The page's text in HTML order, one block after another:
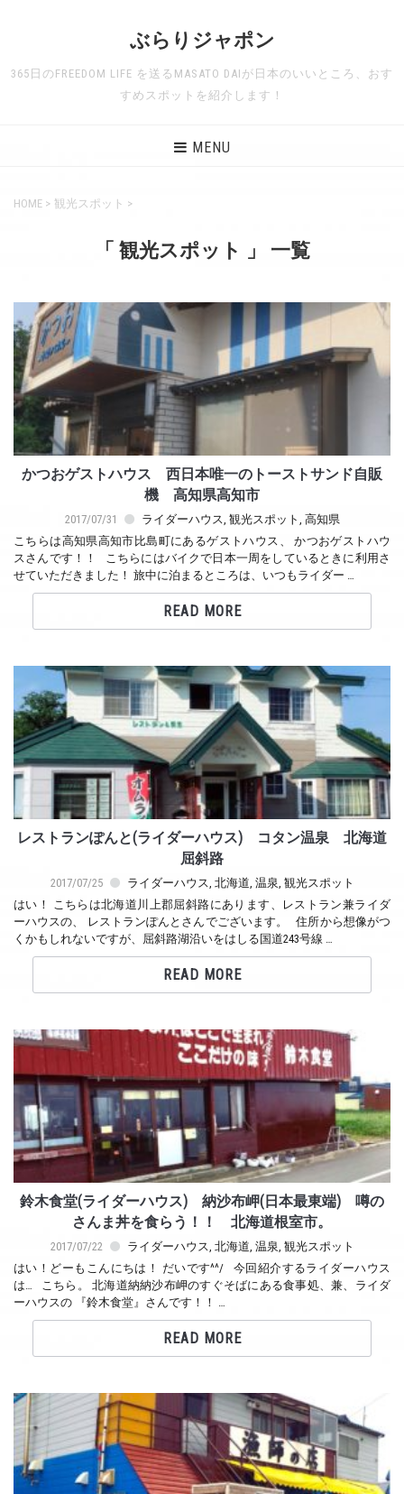
ぶらりジャポン
365日のFREEDOM LIFE を送るMASATO DAIが日本のいいところ、おす
すめスポットを紹介します！
MENU
HOME > 観光スポット >
「 観光スポット 」 一覧
かつおゲストハウス 西日本唯一のトーストサンド自販
機 高知県高知市
2017/07/31 ライダーハウス 観光スポット 高知県
こちらは高知県高知市比島町にあるゲストハウス、 かつおゲストハウ
スさんです！！ こちらにはバイクで日本一周をしているときに利用さ
せていただきました！ 旅中に泊まるところは、いつもライダー …
READ MORE
レストランぽんと(ライダーハウス) コタン温泉 北海道
屈斜路
2017/07/25 ライダーハウス 北海道 温泉 観光スポット
はい！ こちらは北海道川上郡屈斜路にあります、レストラン兼ライダ
ーハウスの、 レストランぽんとさんでございます。 住所から想像がつ
くかもしれないですが、屈斜路湖沿いをはしる国道243号線 …
READ MORE
鈴木食堂(ライダーハウス) 納沙布岬(日本最東端) 噂の
さんま丼を食らう！！ 北海道根室市。
2017/07/22 ライダーハウス 北海道 温泉 観光スポット
はい！どーもこんにちは！ だいです^^/ 今回紹介するライダーハウス
は… こちら。 北海道納納沙布岬のすぐそばにある食事処、兼、ライダ
ーハウスの 『鈴木食堂』さんです！！ …
READ MORE